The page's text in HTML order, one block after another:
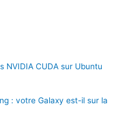
NVIDIA CUDA sur Ubuntu
: votre Galaxy est-il sur la